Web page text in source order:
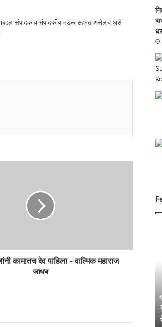
संपादक व संपादकीय मंडळ सहमत असेलच असे
कामातच देव पाहिला - वाल्मिक महाराज
जाधव
गा
ला